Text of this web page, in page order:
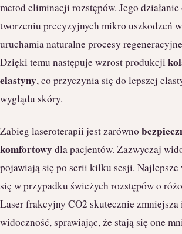
metod eliminacji rozstępów. Jego
tworzeniu precyzyjnych mikro uszkodzeń
uruchamia naturalne procesy
Dzięki temu następuje wzrost produkcji
elastyny, co przyczynia się do lepszej
wyglądu skóry.
Zabieg laseroterapii jest zarówno
komfortowydla pacjentów. Zazwyczaj
pojawiają się po serii kilku sesji.
się w przypadku świeżych rozstępów o
Laser frakcyjny CO2 skutecznie zmniejsza
widoczność, sprawiając, że stają się one